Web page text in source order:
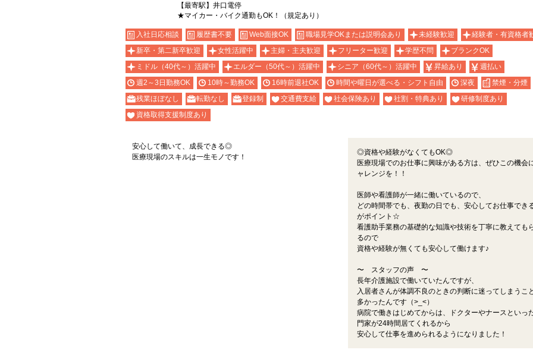
【最寄駅】井口電停
★マイカー・バイク通勤もOK！（規定あり）
入社日応相談 履歴書不要 Web面接OK 職場見学OKまたは説明会あり 未経験歓迎
経験者・有資格者
新卒・第二新卒歓迎
女性活躍中 主婦・主夫歓迎 フリーター歓迎 学歴不問
ブランクOK
ミドル（40代～）活躍中
エルダー（50代～）活躍中 シニア（60代～）活躍中 昇給あり
週払い
週2～3日勤務OK
10時～勤務OK 16時前退社OK 時間や曜日が選べる・シフト自由 深夜
禁煙・分煙
残業ほぼなし
転勤なし 登録制 交通費支給 社会保険あり 社割・特典あり
研修制度あり
資格取得支援制度あり
安心して働いて、成長できる◎
医療現場のスキルは一生モノです！
◎資格や経験がなくてもOK◎
医療現場でのお仕事に興味がある方は、ぜひこの機会
ャレンジを！！
医師や看護師が一緒に働いているので、
どの時間帯でも、夜勤の日でも、安心してお仕事でき
がポイント☆
看護助手業務の基礎的な知識や技術を丁寧に教えても
るので
資格や経験が無くても安心して働けます♪
〜 スタッフの声 〜
長年介護施設で働いていたんですが、
入居者さんが体調不良のときの判断に迷ってしまうこ
多かったんです（>_<）
病院で働きはじめてからは、ドクターやナースといっ
門家が24時間居てくれるから
安心して仕事を進められるようになりました！